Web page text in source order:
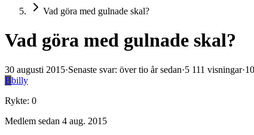
Vad göra med gulnade skal?
Vad göra med gulnade skal?
30 augusti 2015·Senaste svar: över tio år sedan·5 111 visningar·10
Bbilly
Rykte: 0
Medlem sedan 4 aug. 2015